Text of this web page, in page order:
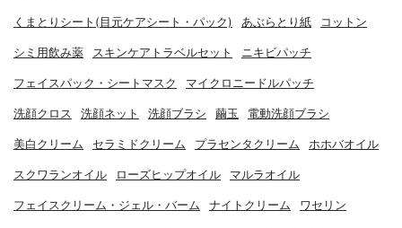
くまとりシート(目元ケアシート・パック) あぶらとり紙 コットン
シミ用飲み薬 スキンケアトラベルセット ニキビパッチ
フェイスパック・シートマスク マイクロニードルパッチ
洗顔クロス 洗顔ネット 洗顔ブラシ 繭玉 電動洗顔ブラシ
美白クリーム セラミドクリーム プラセンタクリーム ホホバオイル
スクワランオイル ローズヒップオイル マルラオイル
フェイスクリーム・ジェル・バーム ナイトクリーム ワセリン